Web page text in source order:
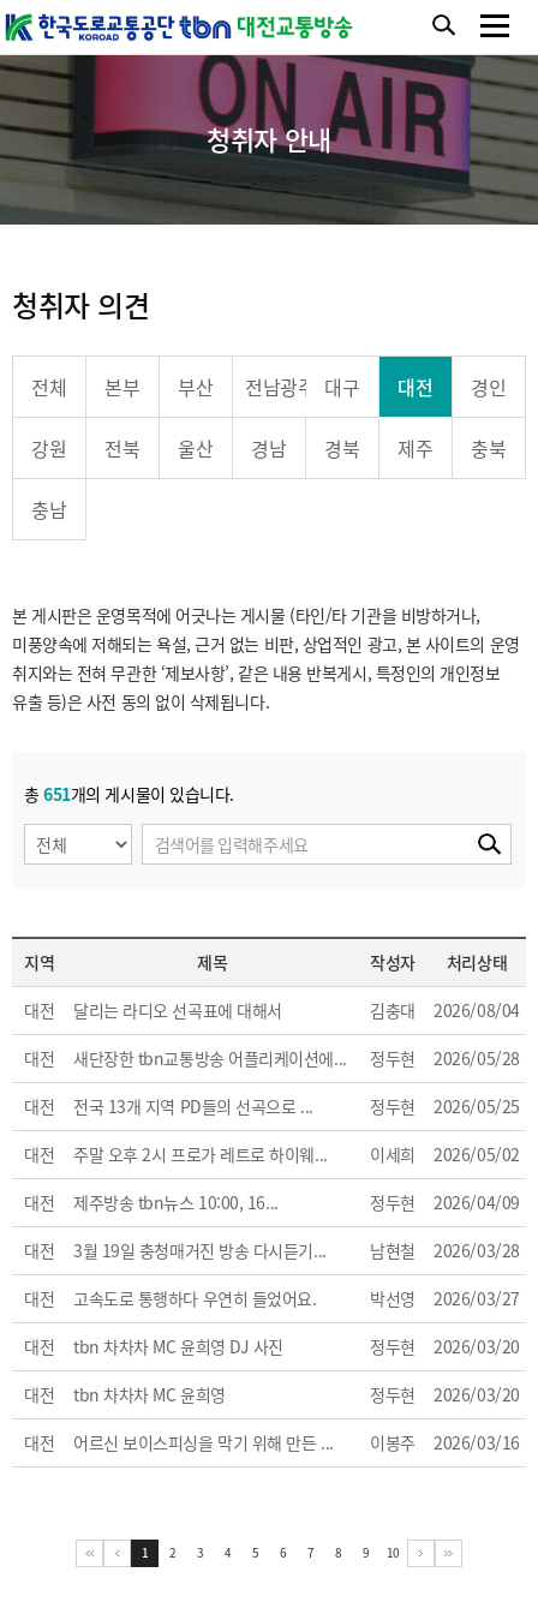
청취자 안내
청취자 의견
전체 본부 부산 전남광주 대구 대전 경인
강원 전북 울산 경남 경북 제주 충북
충남
본 게시판은 운영목적에 어긋나는 게시물 (타인/타 기관을 비방하거나,
미풍양속에 저해되는 욕설, 근거 없는 비판, 상업적인 광고, 본 사이트의 운영
취지와는 전혀 무관한 ‘제보사항’, 같은 내용 반복게시, 특정인의 개인정보
유출 등)은 사전 동의 없이 삭제됩니다.
총651개의 게시물이 있습니다.
지역 제목 작성자
처리상태
대전
달리는 라디오 선곡표에 대해서 김충대
2026/08/04
대전
새단장한 tbn교통방송 어플리케이션에... 정두현
2026/05/28
대전
전국 13개 지역 PD들의 선곡으로 ... 정두현
2026/05/25
대전
주말 오후 2시 프로가 레트로 하이웨... 이세희
2026/05/02
대전
제주방송 tbn뉴스 10:00, 16... 정두현
2026/04/09
대전
3월 19일 충청매거진 방송 다시듣기... 남현철
2026/03/28
대전
고속도로 통행하다 우연히 들었어요. 박선영
2026/03/27
대전
tbn 차차차 MC 윤희영 DJ 사진 정두현
2026/03/20
대전
tbn 차차차 MC 윤희영 정두현
2026/03/20
대전
어르신 보이스피싱을 막기 위해 만든 ... 이봉주 2026/03/16
1 2 3 4 5 6 7 8 9 10